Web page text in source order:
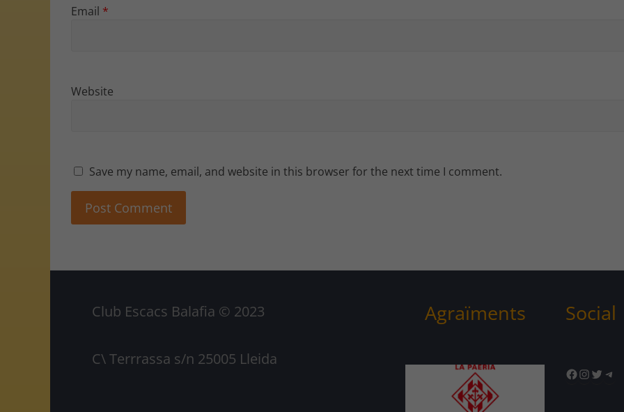
Email *
Website
Save my name, email, and website in this browser for the next time I comment.
Club Escacs Balafia © 2023
C\ Terrrassa s/n 25005 Lleida
Agraïments Social
Facebook
Twitter